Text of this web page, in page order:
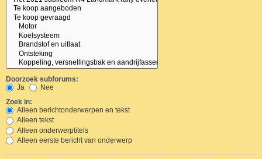
Doorzoek subforums:
Ja
Nee
Zoek in:
Alleen berichtonderwerpen en tekst
Alleen tekst
Alleen onderwerptitels
Alleen eerste bericht van onderwerp